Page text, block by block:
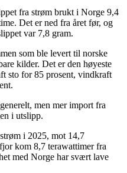
fra strøm brukt i Norge 9,4
Det er ned fra året før, og
var 7,8 gram.
som ble levert til norske
kilder. Det er den høyeste
sto for 85 prosent, vindkraft
men mer import fra
i utslipp.
i 2025, mot 14,7
kom 8,7 terawattimer fra
med Norge har svært lave